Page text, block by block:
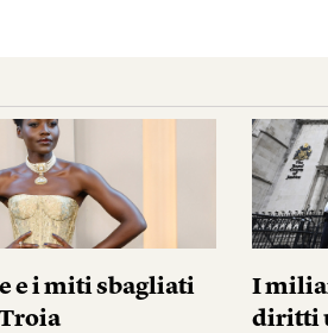
e i miti sbagliati
I
diritti